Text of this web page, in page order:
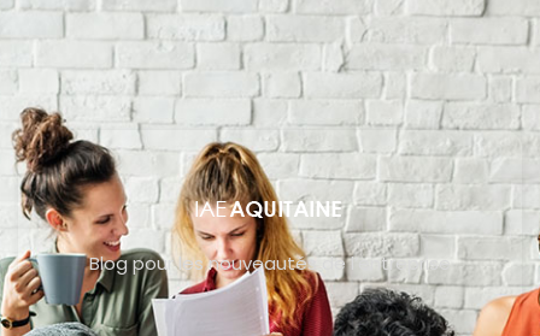
Blog pour les nouveautés de l’entreprise